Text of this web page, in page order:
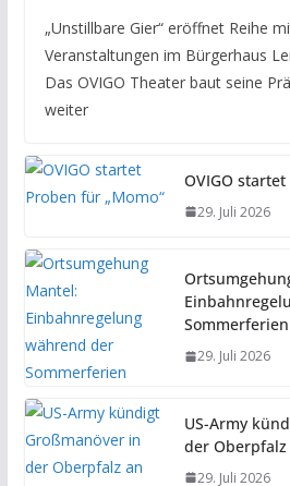
„Unstillbare Gier“ eröffnet Reihe
Veranstaltungen im Bürgerhaus
Das OVIGO Theater baut seine
weiter
OVIGO
29. Juli 2026
Sommerferien
29. Juli 2026
US-Army
der Oberpfalz
29. Juli 2026